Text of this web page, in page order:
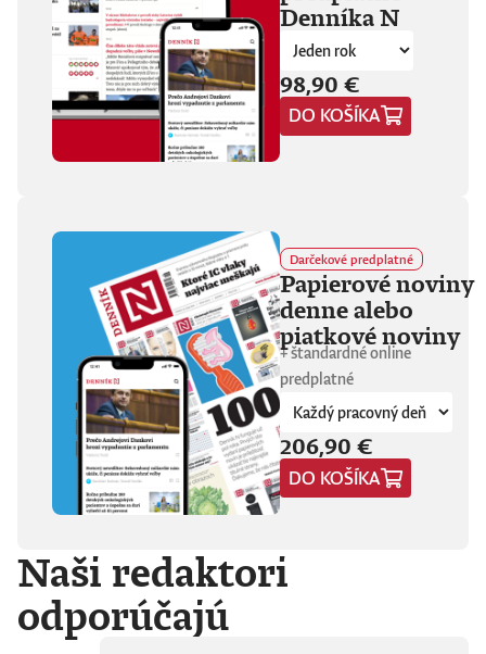
fanúšikovia aj
kritika dávajú palec
hore. Hrá pred
tisíckami ľudí na
festivaloch, vo
vypredaných sálach
aj v malých
punkových
ľudia, ktorí sa
predtým nepoznali,
vedú intenzívny
dialóg o hudbe a
stave sveta. V
štrnástich
tematicky
zameraných
kapitolách príde
okrem iného reč na
punk, trap,
rock’n’roll, Beatles,
Sex Pistols,
Dostojevského,
Hegela, Boha, GG
psychické diagnózy,
lásku, násilie,
rómstvo, working
class, anarchizmus,
okultizmus,
Denníka N
98,90 €
DO KOŠÍKA
Darčekové predplatné
Papierové noviny
denne alebo
piatkové noviny
+ štandardné online
predplatné
206,90 €
DO KOŠÍKA
Naši redaktori
odporúčajú